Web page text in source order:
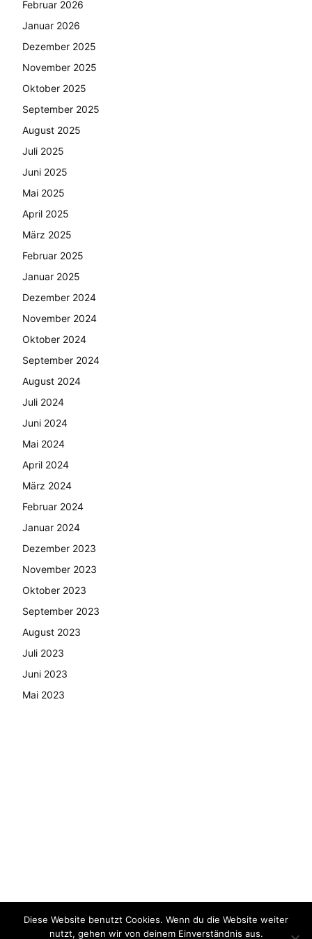
Februar 2026
Januar 2026
Dezember 2025
November 2025
Oktober 2025
September 2025
August 2025
Juli 2025
Juni 2025
Mai 2025
April 2025
März 2025
Februar 2025
Januar 2025
Dezember 2024
November 2024
Oktober 2024
September 2024
August 2024
Juli 2024
Juni 2024
Mai 2024
April 2024
März 2024
Februar 2024
Januar 2024
Dezember 2023
November 2023
Oktober 2023
September 2023
August 2023
Juli 2023
Juni 2023
Mai 2023
© Copyright - 2024 AutoMarktNews.de
Diese Website benutzt Cookies. Wenn du die Website weiter
nutzt, gehen wir von deinem Einverständnis aus.